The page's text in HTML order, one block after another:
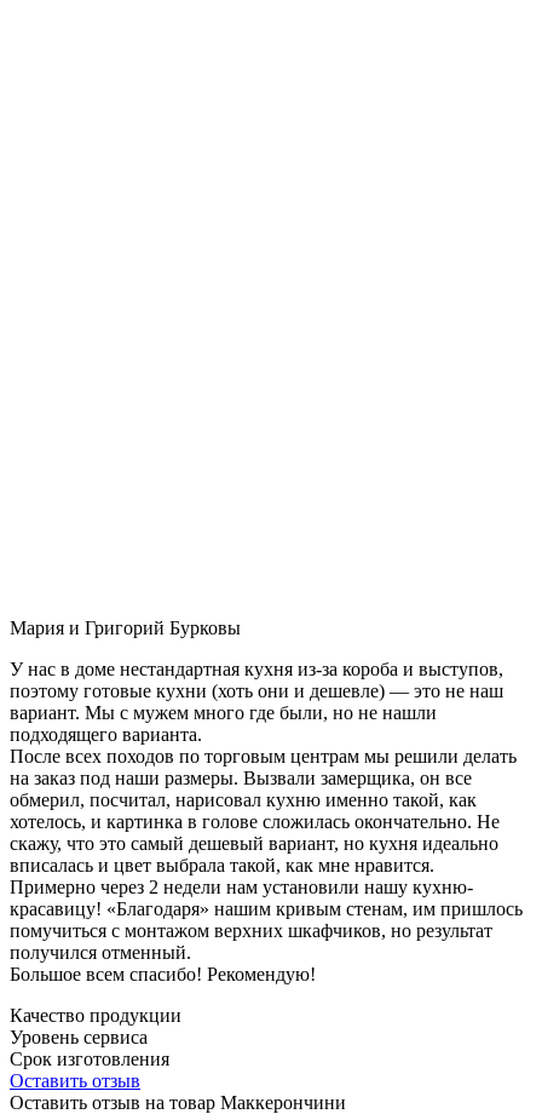
Мария и Григорий Бурковы
У нас в доме нестандартная кухня из-за короба и выступов,
поэтому готовые кухни (хоть они и дешевле) — это не наш
вариант. Мы с мужем много где были, но не нашли
подходящего варианта.
После всех походов по торговым центрам мы решили делать
на заказ под наши размеры. Вызвали замерщика, он все
обмерил, посчитал, нарисовал кухню именно такой, как
хотелось, и картинка в голове сложилась окончательно. Не
скажу, что это самый дешевый вариант, но кухня идеально
вписалась и цвет выбрала такой, как мне нравится.
Примерно через 2 недели нам установили нашу кухню-
красавицу! «Благодаря» нашим кривым стенам, им пришлось
помучиться с монтажом верхних шкафчиков, но результат
получился отменный.
Большое всем спасибо! Рекомендую!
Качество продукции
Уровень сервиса
Срок изготовления
Оставить отзыв
Оставить отзыв на товар Маккерончини